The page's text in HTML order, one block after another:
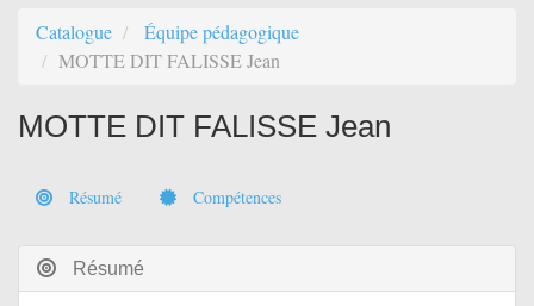
Catalogue
Équipe pédagogique
MOTTE DIT FALISSE Jean
MOTTE DIT FALISSE Jean
Résumé Compétences
Résumé